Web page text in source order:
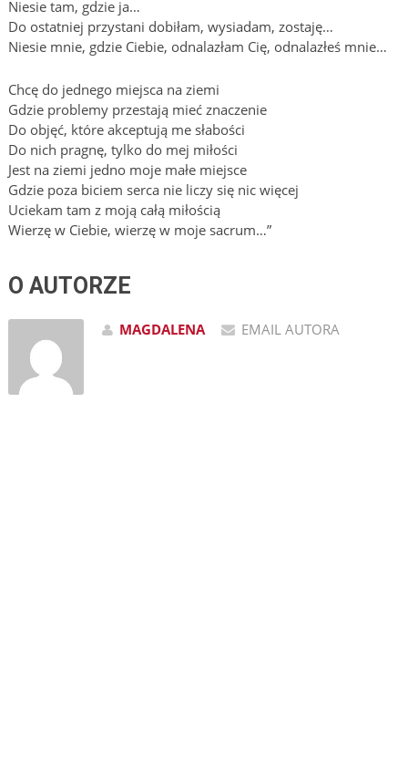
Niesie tam, gdzie ja…
Do ostatniej przystani dobiłam, wysiadam, zostaję…
Niesie mnie, gdzie Ciebie, odnalazłam Cię, odnalazłeś mnie…
Chcę do jednego miejsca na ziemi
Gdzie problemy przestają mieć znaczenie
Do objęć, które akceptują me słabości
Do nich pragnę, tylko do mej miłości
Jest na ziemi jedno moje małe miejsce
Gdzie poza biciem serca nie liczy się nic więcej
Uciekam tam z moją całą miłością
Wierzę w Ciebie, wierzę w moje sacrum…”
O AUTORZE
MAGDALENA EMAIL AUTORA